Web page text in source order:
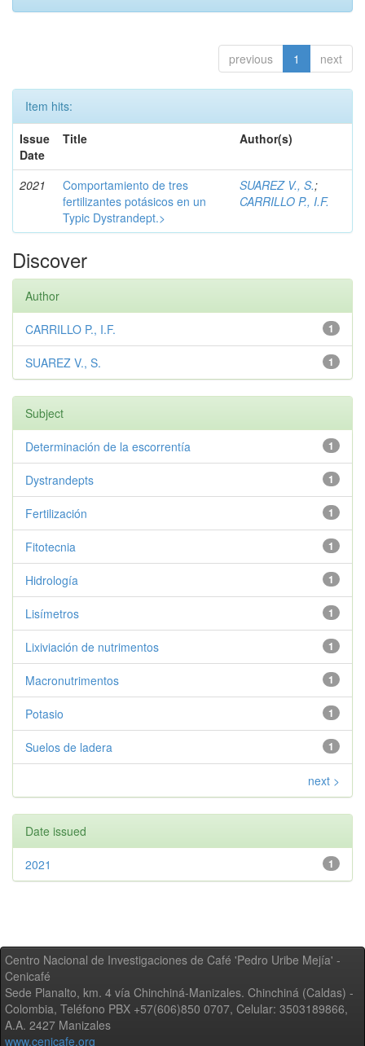
previous 1 next
Item hits:
Issue
Date
Title Author(s)
2021
Comportamiento de tres
fertilizantes potásicos en un
Typic Dystrandept.>
SUAREZ V., S.;
CARRILLO P., I.F.
Discover
Author
1
CARRILLO P., I.F.
1
SUAREZ V., S.
Subject
1
Determinación de la escorrentía
1
Dystrandepts
1
Fertilización
1
Fitotecnia
1
Hidrología
1
Lisímetros
1
Lixiviación de nutrimentos
1
Macronutrimentos
1
Potasio
1
Suelos de ladera
next >
Date issued
1
2021
Centro Nacional de Investigaciones de Café 'Pedro Uribe Mejía' -
Cenicafé
Sede Planalto, km. 4 vía Chinchiná-Manizales. Chinchiná (Caldas) -
Colombia, Teléfono PBX +57(606)850 0707, Celular: 3503189866,
A.A. 2427 Manizales
www.cenicafe.org